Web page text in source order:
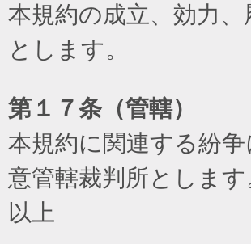
本規約の成立、効力
とします。
第１７条（管轄）
本規約に関連する紛
意管轄裁判所とします
以上